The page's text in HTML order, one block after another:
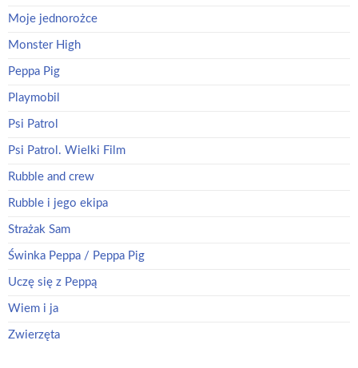
Moje jednorożce
Monster High
Peppa Pig
Playmobil
Psi Patrol
Psi Patrol. Wielki Film
Rubble and crew
Rubble i jego ekipa
Strażak Sam
Świnka Peppa / Peppa Pig
Uczę się z Peppą
Wiem i ja
Zwierzęta